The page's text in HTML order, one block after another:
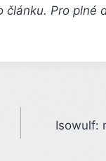
Pro plné
Isowulf: